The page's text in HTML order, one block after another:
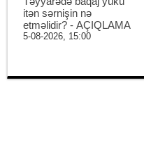
itən sərnişin nə
etməlidir? - AÇIQLAMA
5-08-2026, 15:00